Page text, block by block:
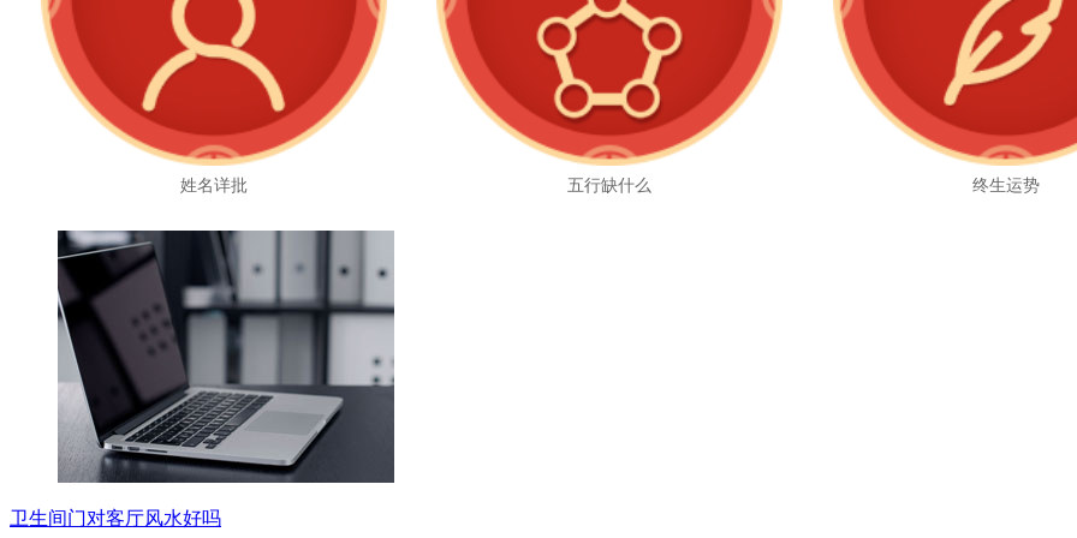
姓名详批 五行缺什么 终生运势
卫生间门对客厅风水好吗